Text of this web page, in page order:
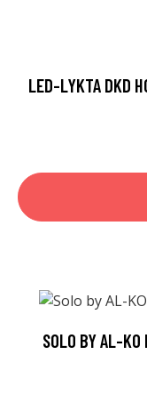
LED-LYKTA DKD
SOLO BY AL-KO